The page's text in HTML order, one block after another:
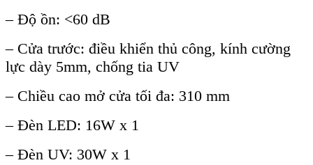
– Độ ồn: <60 dB
– Cửa trước: điều khiển thủ công, kính cường
lực dày 5mm, chống tia UV
– Chiều cao mở cửa tối đa: 310 mm
– Đèn LED: 16W x 1
– Đèn UV: 30W x 1